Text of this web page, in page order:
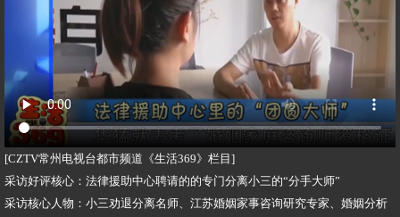
[CZTV常州电视台都市频道《生活369》栏目]
采访好评核心：法律援助中心聘请的的专门分离小三的“分手大师”
采访核心人物：小三劝退分离名师、江苏婚姻家事咨询研究专家、婚姻分析